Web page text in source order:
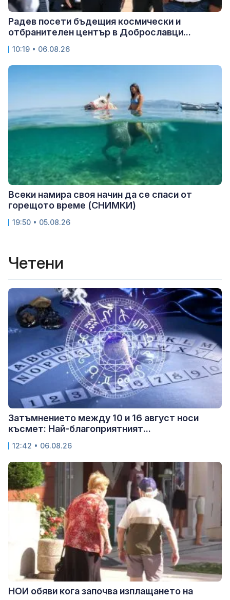
Радев посети бъдещия космически и
отбранителен център в Доброславци...
10:19 • 06.08.26
Всеки намира своя начин да се спаси от
горещото време (СНИМКИ)
19:50 • 05.08.26
Четени
Затъмнението между 10 и 16 август носи
късмет: Най-благоприятният...
12:42 • 06.08.26
НОИ обяви кога започва изплащането на